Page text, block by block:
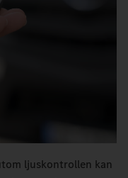
ljuskontrollen kan